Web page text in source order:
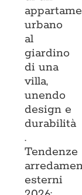
urbano
al
giardino
di una
villa,
unendo
design e
durabilità
.
Tendenze
esterni